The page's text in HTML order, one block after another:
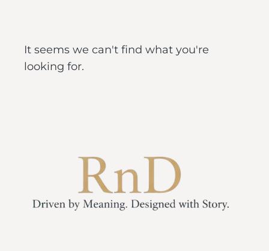
It seems we can't find what you're
looking for.